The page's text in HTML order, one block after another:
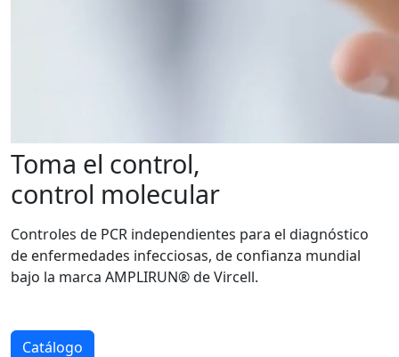
Toma el control,
control molecular
Controles de PCR independientes para el diagnóstico
de enfermedades infecciosas, de confianza mundial
bajo la marca AMPLIRUN® de Vircell.
Catálogo